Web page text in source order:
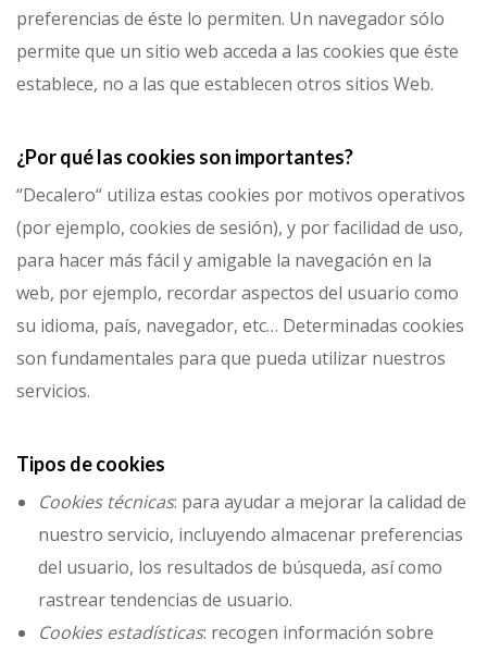
preferencias de éste lo permiten. Un navegador sólo
permite que un sitio web acceda a las cookies que éste
establece, no a las que establecen otros sitios Web.
¿Por qué las cookies son importantes?
“Decalero“ utiliza estas cookies por motivos operativos
(por ejemplo, cookies de sesión), y por facilidad de uso,
para hacer más fácil y amigable la navegación en la
web, por ejemplo, recordar aspectos del usuario como
su idioma, país, navegador, etc… Determinadas cookies
son fundamentales para que pueda utilizar nuestros
servicios.
Tipos de cookies
Cookies técnicas: para ayudar a mejorar la calidad de
nuestro servicio, incluyendo almacenar preferencias
del usuario, los resultados de búsqueda, así como
rastrear tendencias de usuario.
Cookies estadísticas: recogen información sobre